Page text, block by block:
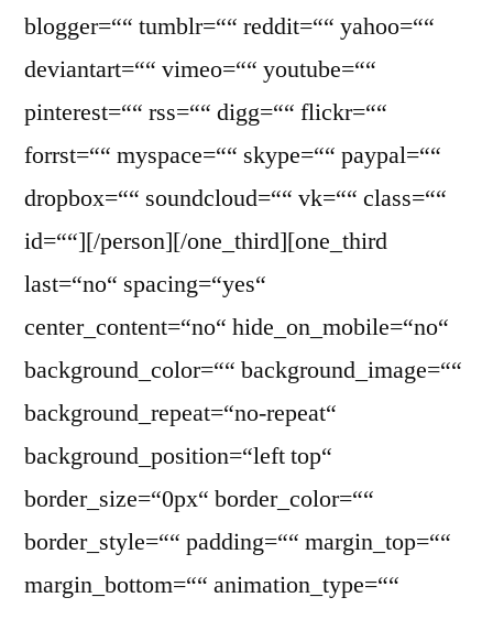
blogger=““ tumblr=““ reddit=““ yahoo=““
deviantart=““ vimeo=““ youtube=““
pinterest=““ rss=““ digg=““ flickr=““
forrst=““ myspace=““ skype=““ paypal=““
dropbox=““ soundcloud=““ vk=““ class=““
id=““][/person][/one_third][one_third
last=“no“ spacing=“yes“
center_content=“no“ hide_on_mobile=“no“
background_color=““ background_image=““
background_repeat=“no-repeat“
background_position=“left top“
border_size=“0px“ border_color=““
border_style=““ padding=““ margin_top=““
margin_bottom=““ animation_type=““